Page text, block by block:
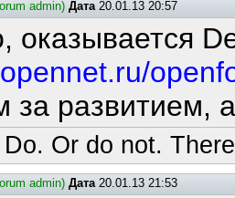
admin) Дата20.01.13 20:57
оказывается
за развитием,
Or do not.
admin) Дата20.01.13 21:53